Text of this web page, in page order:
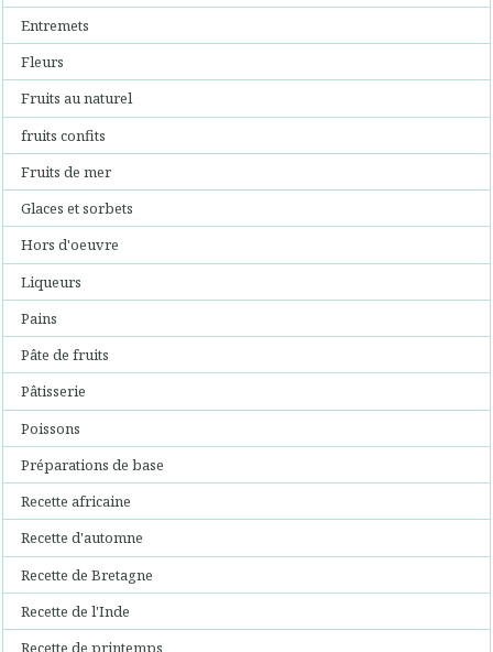
Entremets
Fleurs
Fruits au naturel
fruits confits
Fruits de mer
Glaces et sorbets
Hors d'oeuvre
Liqueurs
Pains
Pâte de fruits
Pâtisserie
Poissons
Préparations de base
Recette africaine
Recette d'automne
Recette de Bretagne
Recette de l'Inde
Recette de printemps